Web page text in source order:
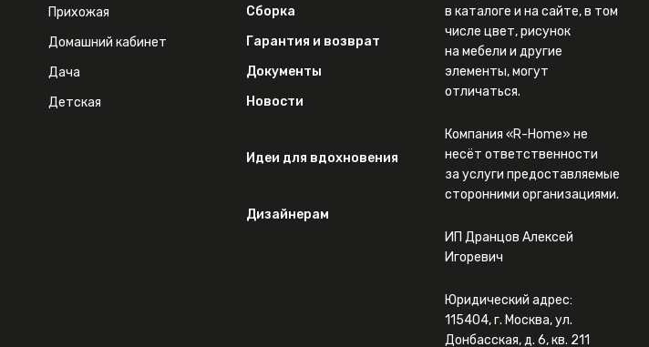
Прихожая
Домашний кабинет
Дача
Детская
Сборка
Гарантия и возврат
Документы
Новости
Идеи для вдохновения
Дизайнерам
в каталоге и на сайте, в том
числе цвет, рисунок
на мебели и другие
элементы, могут
отличаться.
Компания «R-Home» не
несёт ответственности
за услуги предоставляемые
сторонними организациями.
ИП Дранцов Алексей
Игоревич
Юридический адрес:
115404, г. Москва, ул.
Донбасская, д. 6, кв. 211